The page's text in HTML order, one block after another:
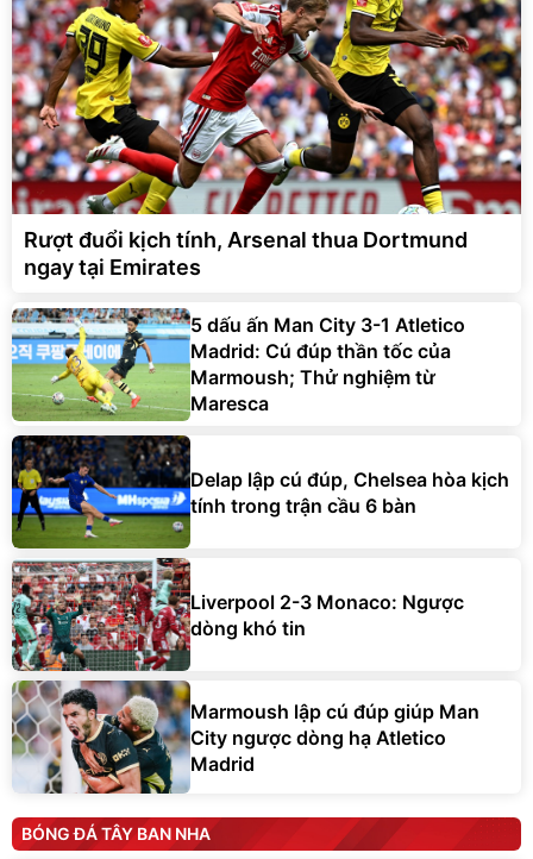
Rượt đuổi kịch tính, Arsenal thua Dortmund
ngay tại Emirates
5 dấu ấn Man City 3-1 Atletico
Madrid: Cú đúp thần tốc của
Marmoush; Thử nghiệm từ
Maresca
Delap lập cú đúp, Chelsea hòa kịch
tính trong trận cầu 6 bàn
Liverpool 2-3 Monaco: Ngược
dòng khó tin
Marmoush lập cú đúp giúp Man
City ngược dòng hạ Atletico
Madrid
BÓNG ĐÁ TÂY BAN NHA